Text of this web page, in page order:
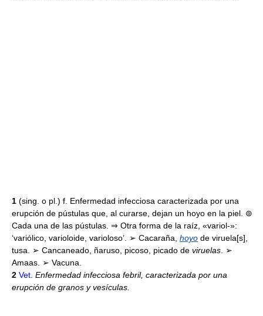
1 (sing. o pl.) f. Enfermedad infecciosa caracterizada por una
erupción de pústulas que, al curarse, dejan un hoyo en la piel. ⊚
Cada una de las pústulas. ⇒ Otra forma de la raíz, «variol-»:
‘variólico, varioloide, varioloso’. ➢ Cacaraña, hoyo de viruela[s],
tusa. ➢ Cancaneado, ñaruso, picoso, picado de viruelas . ➢
Amaas. ➢ Vacuna.
2 Vet. Enfermedad infecciosa febril, caracterizada por una
erupción de granos y vesículas.